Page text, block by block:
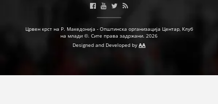
Црвен крст на Р. Македонија - Општинска организација Центар, Клуб
на млади ©. Сите права задржани. 2026
Designed and Developed by AA